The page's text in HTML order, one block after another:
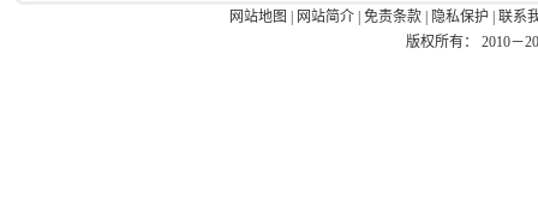
网站地图
网站简介 免责条款 隐私保护
联系
版权所有： 2010－